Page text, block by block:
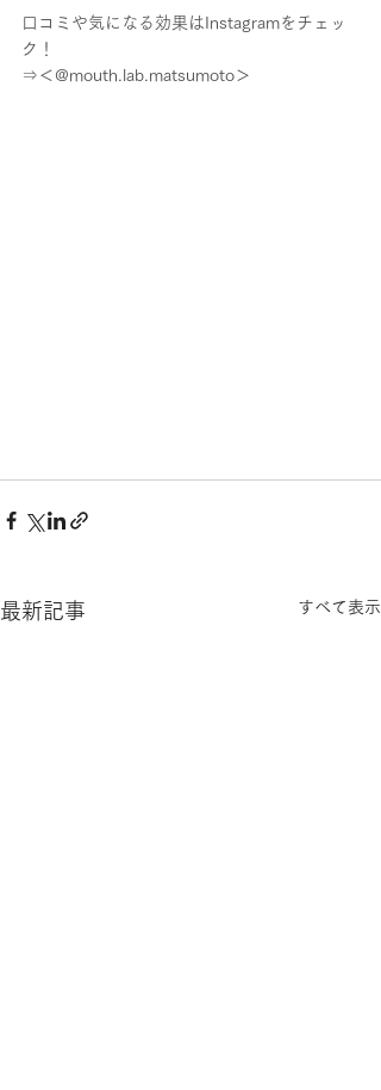
口コミや気になる効果はInstagramをチェッ
ク！
⇒＜@mouth.lab.matsumoto＞
最新記事 すべて表示